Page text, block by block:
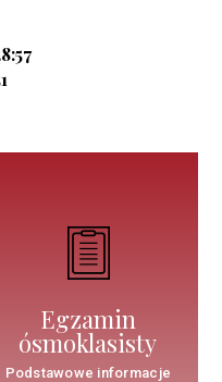
Egzamin
ósmoklasisty
Podstawowe informacje